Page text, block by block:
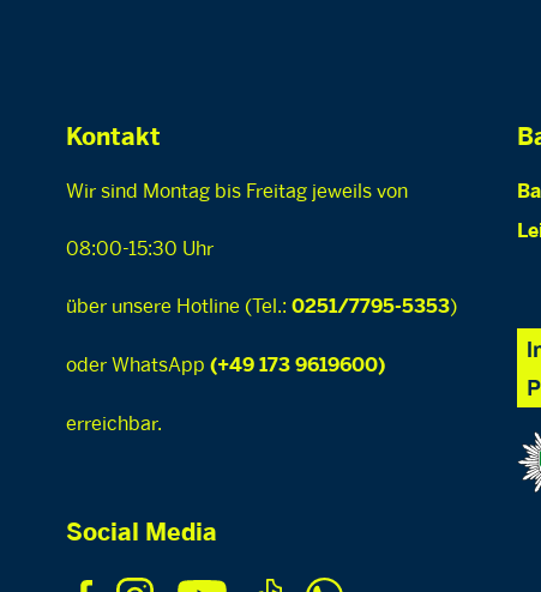
Kontakt
Wir sind Montag bis Freitag jeweils von
08:00-15:30 Uhr
über unsere Hotline (Tel.: 0251/7795-5353)
oder WhatsApp (+49 173 9619600)
erreichbar.
Social Media